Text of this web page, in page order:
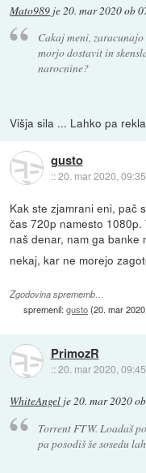
Mato989 je20. mar 2020 ob
Cakaj meni,
morjo dostavit in
narocnine?
Višja sila ... Lahko pa
gusto
::20. mar 2020, 09:35
Kak ste zjamrani eni, pač
čas 720p namesto
naš denar, nam ga banke
nekaj, kar ne morejo
Zgodovina sprememb…
spremenil:gusto(20. mar
PrimozR
::20. mar 2020, 09:45
WhiteAngel je20. mar 2020
Torrent FTW. Loadaš
pa posodiš še sosedu